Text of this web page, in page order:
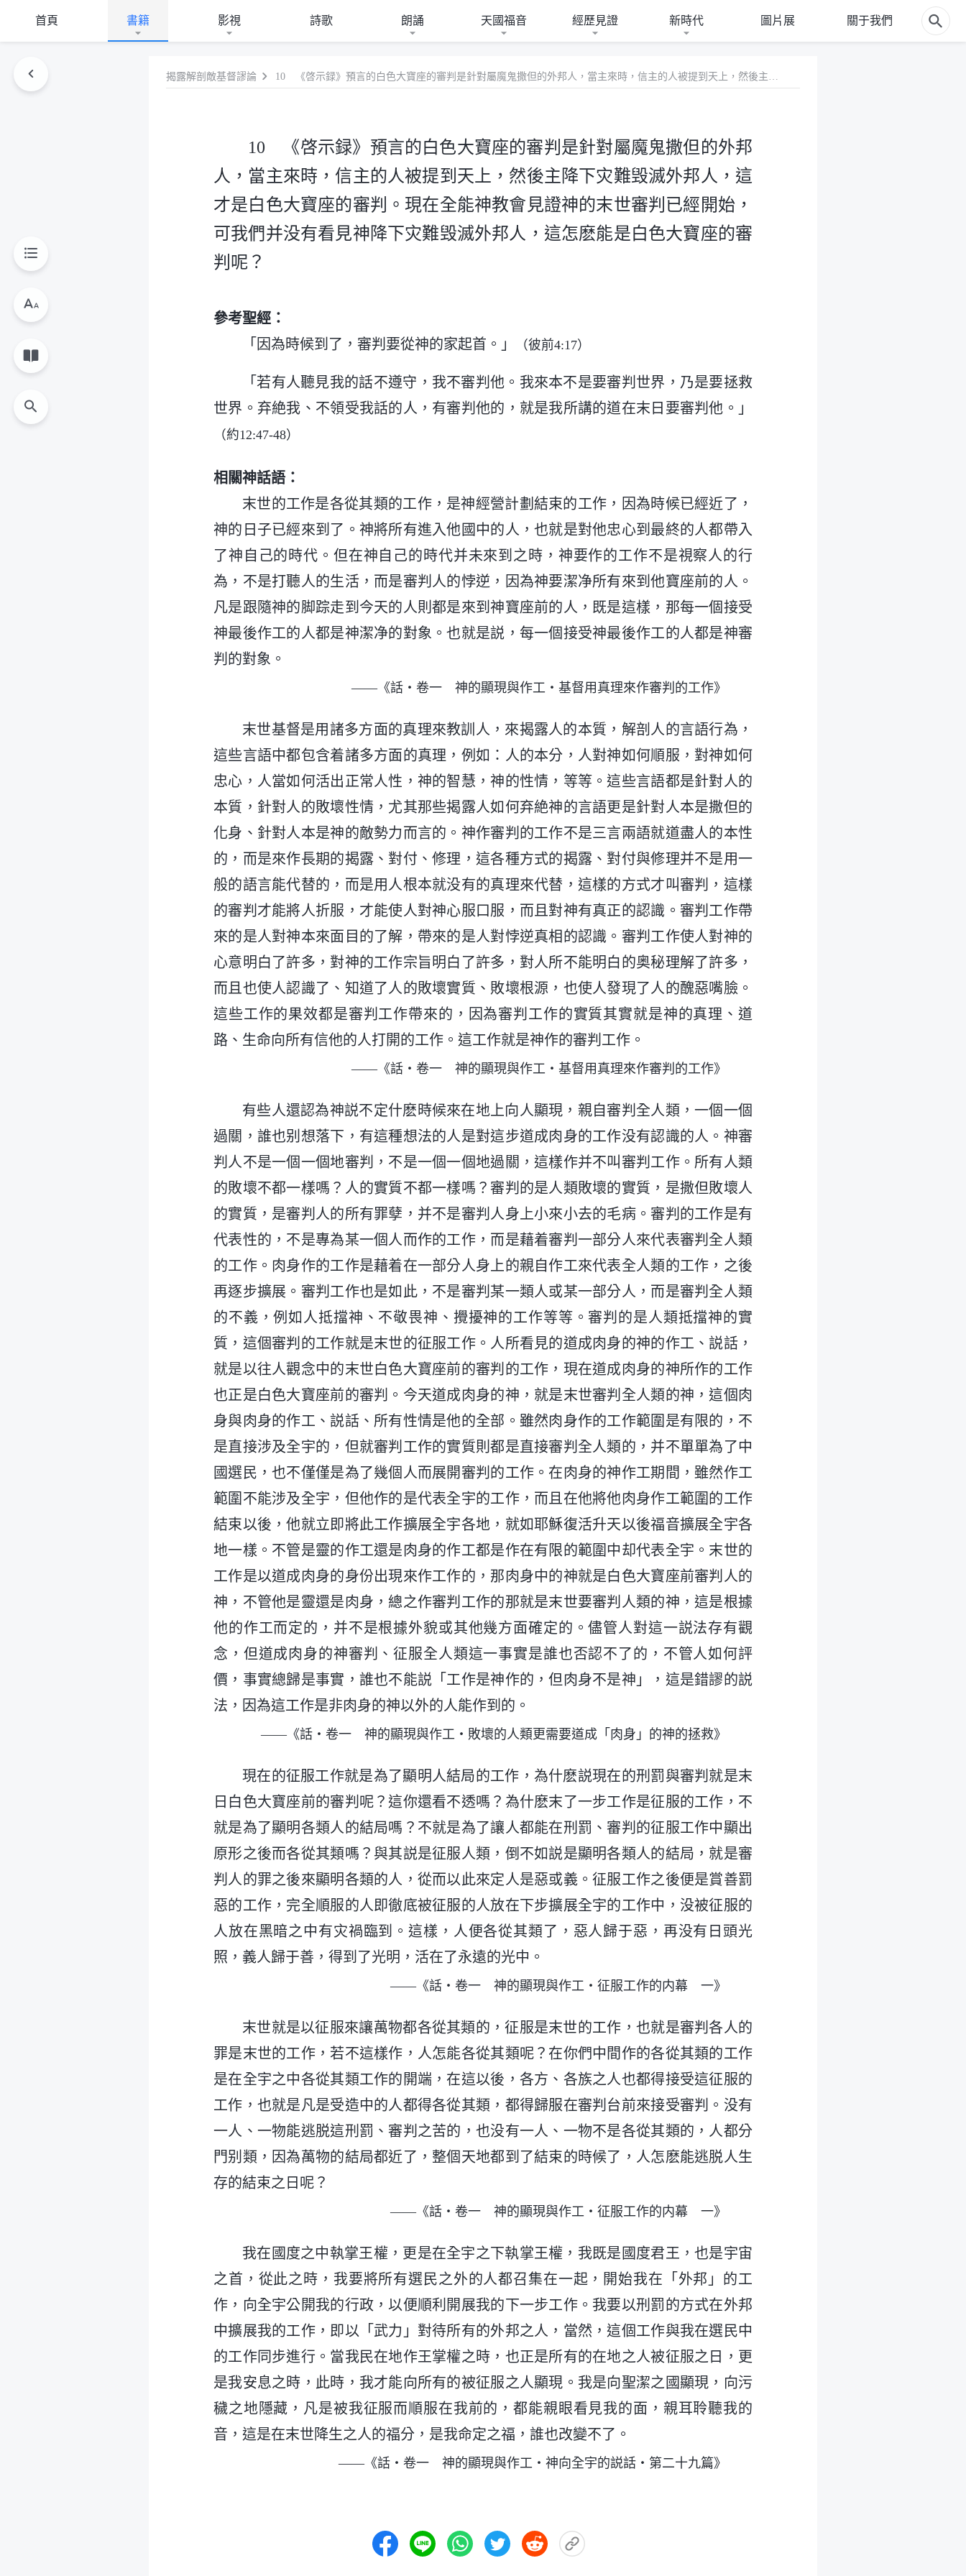
首頁 書籍 影視 詩歌 朗誦 天國福音 經歷見證 新時代 圖片展 關于我們
揭露解剖敵基督謬論
10 《啓示録》預言的白色大寶座的審判是針對屬魔鬼撒但的外邦
人，當主來時，信主的人被提到天上，然後主降下灾難毁滅外邦人，這
才是白色大寶座的審判。現在全能神教會見證神的末世審判已經開始，
可我們并没有看見神降下灾難毁滅外邦人，這怎麽能是白色大寶座的審
判呢？
參考聖經：
「因為時候到了，審判要從神的家起首。」
（彼前4:17）
「若有人聽見我的話不遵守，我不審判他。我來本不是要審判世界，乃是要拯救
世界。弃絶我、不領受我話的人，有審判他的，就是我所講的道在末日要審判他。」
（約12:47-48）
相關神話語：
末世的工作是各從其類的工作，是神經營計劃結束的工作，因為時候已經近了，
神的日子已經來到了。神將所有進入他國中的人，也就是對他忠心到最終的人都帶入
了神自己的時代。但在神自己的時代并未來到之時，神要作的工作不是視察人的行
為，不是打聽人的生活，而是審判人的悖逆，因為神要潔净所有來到他寶座前的人。
凡是跟隨神的脚踪走到今天的人則都是來到神寶座前的人，既是這樣，那每一個接受
神最後作工的人都是神潔净的對象。也就是説，每一個接受神最後作工的人都是神審
判的對象。
——《話・卷一 神的顯現與作工・基督用真理來作審判的工作》
末世基督是用諸多方面的真理來教訓人，來揭露人的本質，解剖人的言語行為，
這些言語中都包含着諸多方面的真理，例如：人的本分，人對神如何順服，對神如何
忠心，人當如何活出正常人性，神的智慧，神的性情，等等。這些言語都是針對人的
本質，針對人的敗壞性情，尤其那些揭露人如何弃絶神的言語更是針對人本是撒但的
化身、針對人本是神的敵勢力而言的。神作審判的工作不是三言兩語就道盡人的本性
的，而是來作長期的揭露、對付、修理，這各種方式的揭露、對付與修理并不是用一
般的語言能代替的，而是用人根本就没有的真理來代替，這樣的方式才叫審判，這樣
的審判才能將人折服，才能使人對神心服口服，而且對神有真正的認識。審判工作帶
來的是人對神本來面目的了解，帶來的是人對悖逆真相的認識。審判工作使人對神的
心意明白了許多，對神的工作宗旨明白了許多，對人所不能明白的奥秘理解了許多，
而且也使人認識了、知道了人的敗壞實質、敗壞根源，也使人發現了人的醜惡嘴臉。
這些工作的果效都是審判工作帶來的，因為審判工作的實質其實就是神的真理、道
路、生命向所有信他的人打開的工作。這工作就是神作的審判工作。
——《話・卷一 神的顯現與作工・基督用真理來作審判的工作》
有些人還認為神説不定什麽時候來在地上向人顯現，親自審判全人類，一個一個
過關，誰也别想落下，有這種想法的人是對這步道成肉身的工作没有認識的人。神審
判人不是一個一個地審判，不是一個一個地過關，這樣作并不叫審判工作。所有人類
的敗壞不都一樣嗎？人的實質不都一樣嗎？審判的是人類敗壞的實質，是撒但敗壞人
的實質，是審判人的所有罪孽，并不是審判人身上小來小去的毛病。審判的工作是有
代表性的，不是專為某一個人而作的工作，而是藉着審判一部分人來代表審判全人類
的工作。肉身作的工作是藉着在一部分人身上的親自作工來代表全人類的工作，之後
再逐步擴展。審判工作也是如此，不是審判某一類人或某一部分人，而是審判全人類
的不義，例如人抵擋神、不敬畏神、攪擾神的工作等等。審判的是人類抵擋神的實
質，這個審判的工作就是末世的征服工作。人所看見的道成肉身的神的作工、説話，
就是以往人觀念中的末世白色大寶座前的審判的工作，現在道成肉身的神所作的工作
也正是白色大寶座前的審判。今天道成肉身的神，就是末世審判全人類的神，這個肉
身與肉身的作工、説話、所有性情是他的全部。雖然肉身作的工作範圍是有限的，不
是直接涉及全宇的，但就審判工作的實質則都是直接審判全人類的，并不單單為了中
國選民，也不僅僅是為了幾個人而展開審判的工作。在肉身的神作工期間，雖然作工
範圍不能涉及全宇，但他作的是代表全宇的工作，而且在他將他肉身作工範圍的工作
結束以後，他就立即將此工作擴展全宇各地，就如耶穌復活升天以後福音擴展全宇各
地一樣。不管是靈的作工還是肉身的作工都是作在有限的範圍中却代表全宇。末世的
工作是以道成肉身的身份出現來作工作的，那肉身中的神就是白色大寶座前審判人的
神，不管他是靈還是肉身，總之作審判工作的那就是末世要審判人類的神，這是根據
他的作工而定的，并不是根據外貌或其他幾方面確定的。儘管人對這一説法存有觀
念，但道成肉身的神審判、征服全人類這一事實是誰也否認不了的，不管人如何評
價，事實總歸是事實，誰也不能説「工作是神作的，但肉身不是神」，這是錯謬的説
法，因為這工作是非肉身的神以外的人能作到的。
——《話・卷一 神的顯現與作工・敗壞的人類更需要道成「肉身」的神的拯救》
現在的征服工作就是為了顯明人結局的工作，為什麽説現在的刑罰與審判就是末
日白色大寶座前的審判呢？這你還看不透嗎？為什麽末了一步工作是征服的工作，不
就是為了顯明各類人的結局嗎？不就是為了讓人都能在刑罰、審判的征服工作中顯出
原形之後而各從其類嗎？與其説是征服人類，倒不如説是顯明各類人的結局，就是審
判人的罪之後來顯明各類的人，從而以此來定人是惡或義。征服工作之後便是賞善罰
惡的工作，完全順服的人即徹底被征服的人放在下步擴展全宇的工作中，没被征服的
人放在黑暗之中有灾禍臨到。這樣，人便各從其類了，惡人歸于惡，再没有日頭光
照，義人歸于善，得到了光明，活在了永遠的光中。
——《話・卷一 神的顯現與作工・征服工作的内幕 一》
末世就是以征服來讓萬物都各從其類的，征服是末世的工作，也就是審判各人的
罪是末世的工作，若不這樣作，人怎能各從其類呢？在你們中間作的各從其類的工作
是在全宇之中各從其類工作的開端，在這以後，各方、各族之人也都得接受這征服的
工作，也就是凡是受造中的人都得各從其類，都得歸服在審判台前來接受審判。没有
一人、一物能逃脱這刑罰、審判之苦的，也没有一人、一物不是各從其類的，人都分
門别類，因為萬物的結局都近了，整個天地都到了結束的時候了，人怎麽能逃脱人生
存的結束之日呢？
——《話・卷一 神的顯現與作工・征服工作的内幕 一》
我在國度之中執掌王權，更是在全宇之下執掌王權，我既是國度君王，也是宇宙
之首，從此之時，我要將所有選民之外的人都召集在一起，開始我在「外邦」的工
作，向全宇公開我的行政，以便順利開展我的下一步工作。我要以刑罰的方式在外邦
中擴展我的工作，即以「武力」對待所有的外邦之人，當然，這個工作與我在選民中
的工作同步進行。當我民在地作王掌權之時，也正是所有的在地之人被征服之日，更
是我安息之時，此時，我才能向所有的被征服之人顯現。我是向聖潔之國顯現，向污
穢之地隱藏，凡是被我征服而順服在我前的，都能親眼看見我的面，親耳聆聽我的
音，這是在末世降生之人的福分，是我命定之福，誰也改變不了。
——《話・卷一 神的顯現與作工・神向全宇的説話・第二十九篇》